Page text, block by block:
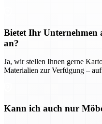
Bietet Ihr Unternehmen
an?
Ja, wir stellen Ihnen gerne
Materialien zur Verfügung –
Kann ich auch nur